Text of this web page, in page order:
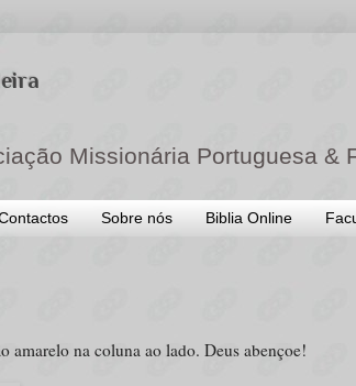
Missionária Portuguesa &
Sobre nós Biblia Online
amarelo na coluna ao lado. Deus abençoe!